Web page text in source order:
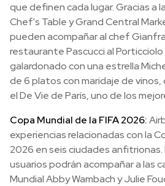
que definen cada lugar. Gracias a
Chef's Table y Grand Central
pueden acompañar al chef
restaurante Pascucci al Porticciolo
galardonado con una estrella
de 6 platos con maridaje de
el De Vie de París, uno de los
Copa Mundial de la FIFA 2026:
experiencias relacionadas con la
2026 en seis ciudades anfitrionas.
usuarios podrán acompañar a las
Mundial Abby Wambach y Julie